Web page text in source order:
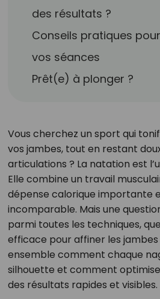
des résultats ?
Conseils pratiques
vos séances
Prêt(e) à plonger ?
Vous cherchez un sport qui
vos jambes, tout en restant
articulations ? La natation est
Elle combine un travail
dépense calorique importante
incomparable. Mais une
parmi toutes les techniques,
efficace pour affiner les jambes
ensemble comment chaque
silhouette et comment
des résultats rapides et visibles.